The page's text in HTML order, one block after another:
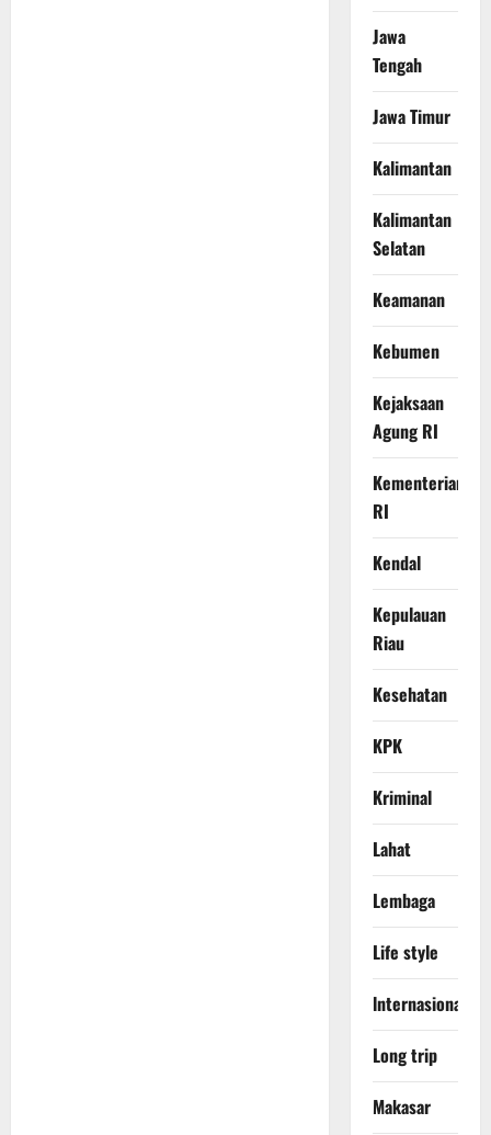
Jawa
Tengah
Jawa Timur
Kalimantan
Kalimantan
Selatan
Keamanan
Kebumen
Kejaksaan
Agung RI
Kementerian
RI
Kendal
Kepulauan
Riau
Kesehatan
KPK
Kriminal
Lahat
Lembaga
Life style
lnternasional
Long trip
Makasar